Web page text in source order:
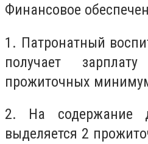
Финансовое
1. Патронатный
получает
прожиточных
2. На содержание
выделяется 2